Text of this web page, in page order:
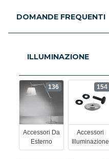
DOMANDE FREQUENTI
ILLUMINAZIONE
Accessori Da
Esterno
136
Accessori
Illuminazione
154